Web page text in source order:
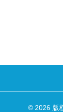
© 2026 版